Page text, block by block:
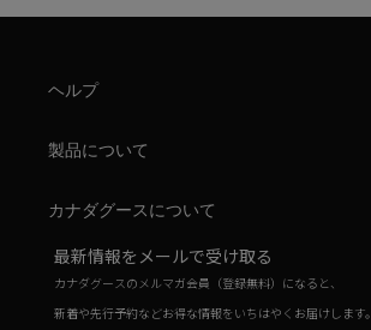
ヘルプ
製品について
カナダグースについて
最新情報をメールで受け取る
カナダグースのメルマガ会員（登録無料）になると、
新着や先行予約などお得な情報をいちはやくお届けします。